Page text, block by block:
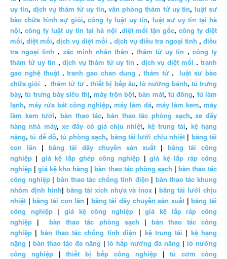
uy tín, dịch vụ thám tử uy tín,văn phòng thám tử uy tín,luật sư
bào chữa hình sự giỏi,công ty luật uy tín, luật sư uy tín tại hà
nội,công ty luật uy tín tại hà nội .diệt mối tận gốc, công ty diệt
mối,diệt mối,dịch vụ diệt mối . dịch vụ điều tra ngoại tình ,điều
tra ngoại tình , xác minh nhân thân , thám tử uy tín , công ty
thám tử uy tín ,dịch vụ thám tử uy tín . dịch vụ diệt mối .tranh
gao nghệ thuật.tranh gao chan dung . thám tử.luật sư bào
chữa giỏi .thám tử tư.thiết bị bếp âu,lò nướng bánh, tủ trưng
bày,tủ trưng bày siêu thị,máy trộn bột,bàn mát, tủ đông, tủ làm
lạnh, máy rửa bát công nghiệp, máy làm đá, máy làm kem, máy
làm kem tươi,bàn thao tác,bàn thao tác phòng sạch,xe đẩy
hàng nhà máy, xe đẩy có giá chịu nhiệt, kệ trung tải, kệ hạng
nặng,tủ để đồ,tủ phòng sạch, băng tải lưới chịu nhiệt| băng tải
con lăn | băng tải dây chuyền sản xuất | băng tải công
nghiệp | giá kệ lắp ghép công nghiệp |giá kệ lắp ráp công
nghiệp |giá kệ kho hàng |bàn thao tác phòng sạch | bàn thao tác
công nghiệp|bàn thao tác chống tĩnh điện | bàn thao tác khung
nhôm định hình| băng tải xích nhựa và inox |băng tải lưới chịu
nhiệt |băng tải con lăn | băng tải dây chuyền sản xuất |băng tải
công nghiệp|giá kệ công nghiệp |giá kệ lắp ráp công
nghiệp |bàn thao tác phòng sạch | bàn thao tác công
nghiệp | bàn thao tác chống tĩnh điện | kệ trung tải | kệ hạng
nặng | bàn thao tác đa năng |lò hấp nướng đa năng |lò nướng
công nghiệp|thiết bị bếp công nghiệp|tủ cơm công